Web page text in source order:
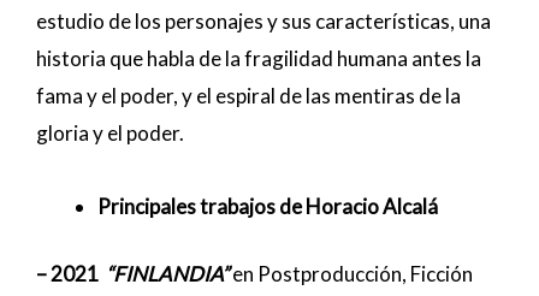
estudio de los personajes y sus características, una
historia que habla de la fragilidad humana antes la
fama y el poder, y el espiral de las mentiras de la
gloria y el poder.
Principales trabajos de Horacio Alcalá
– 2021 “FINLANDIA”en Postproducción, Ficción